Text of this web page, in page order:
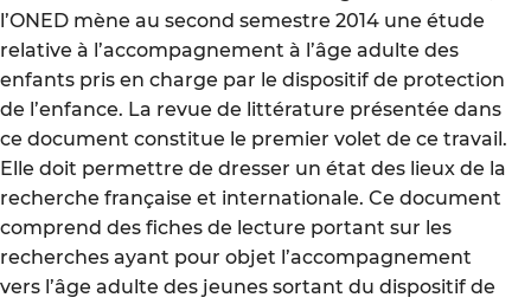
l’ONED mène au second semestre 2014 une étude
relative à l’accompagnement à l’âge adulte des
enfants pris en charge par le dispositif de protection
de l’enfance. La revue de littérature présentée dans
ce document constitue le premier volet de ce travail.
Elle doit permettre de dresser un état des lieux de la
recherche française et internationale. Ce document
comprend des fiches de lecture portant sur les
recherches ayant pour objet l’accompagnement
vers l’âge adulte des jeunes sortant du dispositif de